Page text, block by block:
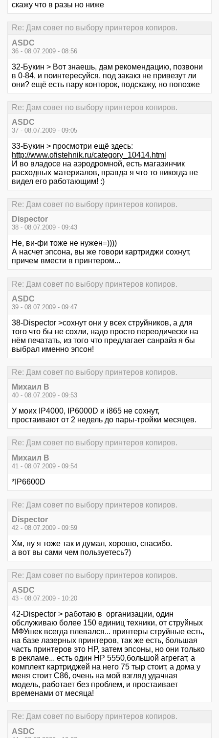
скажу что в разы но ниже
Re: Дам совет по выбору принтеров копиров.
ASDC
36 - 08.07.2009 - 08:56
32-Букин > Вот знаешь, дам рекомендацию, позвони
в 0-84, и поинтересуйся, под закакз не привезут ли
они? ещё есть пару конторок, подскажу, но попозже
Re: Дам совет по выбору принтеров копиров.
ASDC
37 - 08.07.2009 - 09:05
33-Букин > просмотри ещё здесь:
http://www.ofistehnik.ru/category_10414.html
И во владосе на аэродромной, есть магазинчик
расходных материалов, правда я что то никогда не
видел его работающим! :)
Re: Дам совет по выбору принтеров копиров.
Dispector
38 - 08.07.2009 - 09:43
Не, ви-фи тоже не нужен=))))
А насчет эпсона, вы же говори картриджи сохнут,
причем вмести в принтером...
Re: Дам совет по выбору принтеров копиров.
ASDC
39 - 08.07.2009 - 09:47
38-Dispector >сохнут они у всех струйников, а для
того что бы не сохли, надо просто переодически на
нём печатать, из того что предлагает санрайз я бы
выбрал именно эпсон!
Re: Дам совет по выбору принтеров копиров.
Михаил В
40 - 08.07.2009 - 09:53
У моих IP4000, IP6000D и i865 не сохнут,
простаивают от 2 недель до пары-тройки месяцев.
Re: Дам совет по выбору принтеров копиров.
Михаил В
41 - 08.07.2009 - 09:54
*IP6600D
Re: Дам совет по выбору принтеров копиров.
Dispector
42 - 08.07.2009 - 09:59
Хм, ну я тоже так и думал, хорошо, спасибо.
а вот вы сами чем пользуетесь?)
Re: Дам совет по выбору принтеров копиров.
ASDC
43 - 08.07.2009 - 10:20
42-Dispector > работаю в организации, один
обслуживаю более 150 единиц техники, от струйных
МФУшек всегда плевался... принтеры струйные есть,
на базе лазерных принтеров, так же есть, большая
часть принтеров это НР, затем эпсоны, но они только
в рекламе... есть один НР 5550,большой агрегат, а
комплект картриджей на него 75 тыр стоит, а дома у
меня стоит С86, очень на мой взгляд удачная
модель, работает без проблем, и простаивает
временами от месяца!
Re: Дам совет по выбору принтеров копиров.
ASDC